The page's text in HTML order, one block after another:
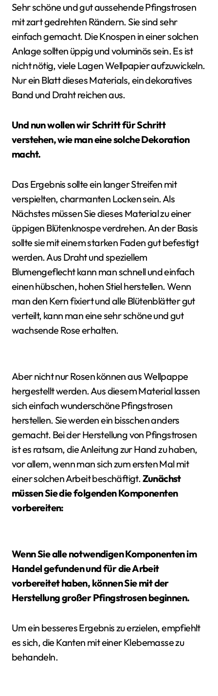
Sehr schöne und gut aussehende Pfingstrosen
mit zart gedrehten Rändern. Sie sind sehr
einfach gemacht. Die Knospen in einer solchen
Anlage sollten üppig und voluminös sein. Es ist
nicht nötig, viele Lagen Wellpapier aufzuwickeln.
Nur ein Blatt dieses Materials, ein dekoratives
Band und Draht reichen aus.
Und nun wollen wir Schritt für Schritt
verstehen, wie man eine solche Dekoration
macht.
Das Ergebnis sollte ein langer Streifen mit
verspielten, charmanten Locken sein. Als
Nächstes müssen Sie dieses Material zu einer
üppigen Blütenknospe verdrehen. An der Basis
sollte sie mit einem starken Faden gut befestigt
werden. Aus Draht und speziellem
Blumengeflecht kann man schnell und einfach
einen hübschen, hohen Stiel herstellen. Wenn
man den Kern fixiert und alle Blütenblätter gut
verteilt, kann man eine sehr schöne und gut
wachsende Rose erhalten.
Aber nicht nur Rosen können aus Wellpappe
hergestellt werden. Aus diesem Material lassen
sich einfach wunderschöne Pfingstrosen
herstellen. Sie werden ein bisschen anders
gemacht. Bei der Herstellung von Pfingstrosen
ist es ratsam, die Anleitung zur Hand zu haben,
vor allem, wenn man sich zum ersten Mal mit
einer solchen Arbeit beschäftigt.Zunächst
müssen Sie die folgenden Komponenten
vorbereiten:
Wenn Sie alle notwendigen Komponenten im
Handel gefunden und für die Arbeit
vorbereitet haben, können Sie mit der
Herstellung großer Pfingstrosen beginnen.
Um ein besseres Ergebnis zu erzielen, empfiehlt
es sich, die Kanten mit einer Klebemasse zu
behandeln.